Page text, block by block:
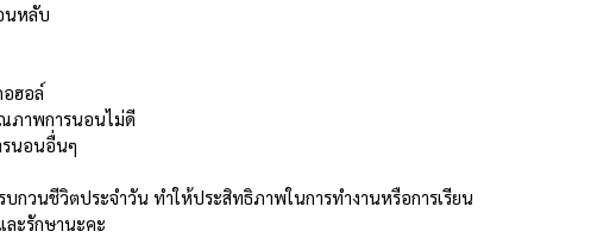
นหลับ
อฮอล์
ภาพการนอนไม่ดี
รนอนอื่นๆ
วนชีวิตประจำวัน ทำให้ประสิทธิภาพในการทำงานหรือการเรียน
ะรักษานะคะ